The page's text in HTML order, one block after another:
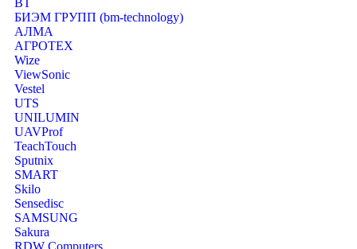
БИЭМ ГРУПП (bm-technology)
АЛМА
АГРОТЕХ
Wize
ViewSonic
Vestel
UTS
UNILUMIN
UAVProf
TeachTouch
Sputnix
SMART
Skilo
Sensedisc
SAMSUNG
Sakura
RDW Computers